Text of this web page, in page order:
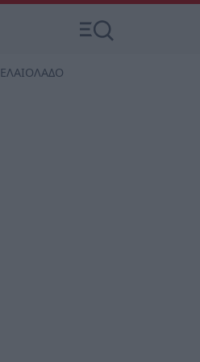
ΕΛΑΙΟΛΑΔΟ